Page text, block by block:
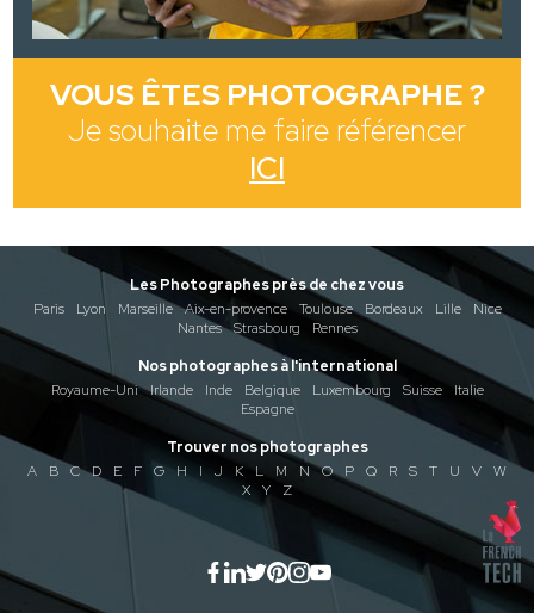
VOUS ÊTES PHOTOGRAPHE ?
Je souhaite me faire référencer
ICI
Les Photographes près de chez vous
Paris
Lyon Marseille Aix-en-provence Toulouse Bordeaux Lille
Nice
Nantes
Strasbourg
Rennes
Nos photographes à l'international
Royaume-Uni
Irlande Inde Belgique Luxembourg Suisse
Italie
Espagne
Trouver nos photographes
A
B C D E F G H I J K L M N O P Q R S T U V
W
X
Y Z